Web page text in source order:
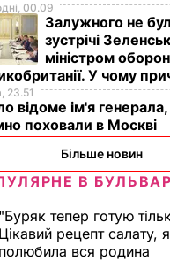
00.09
Залужного не
зустрічі
міністром
У чому
23.51
відоме ім'я генерала,
поховали в Москві
Більше новин
В
"Буряк тепер готую
Цікавий рецепт салату,
полюбила вся родина